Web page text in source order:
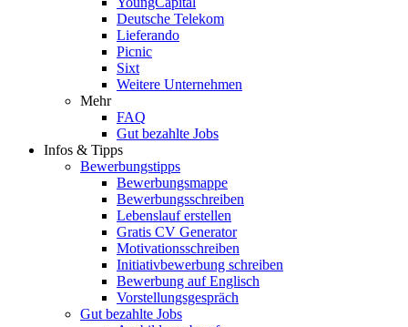
Deutsche Telekom
Lieferando
Picnic
Sixt
Weitere Unternehmen
Mehr
FAQ
Gut bezahlte Jobs
Infos & Tipps
Bewerbungstipps
Bewerbungsmappe
Bewerbungsschreiben
Lebenslauf erstellen
Gratis CV Generator
Motivationsschreiben
Initiativbewerbung schreiben
Bewerbung auf Englisch
Vorstellungsgespräch
Gut bezahlte Jobs